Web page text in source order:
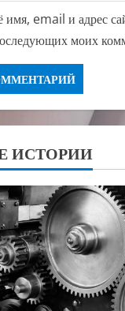
имя, email и адрес
моих
ИСТОРИИ